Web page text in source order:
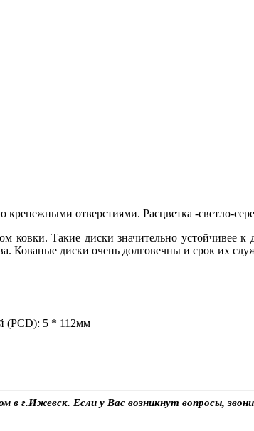
отверстиями. Расцветка -светло-
ковки. Такие диски значительно
Кованые диски очень долговечны и срок их
(PCD): 5 * 112мм
в г.Ижевск. Если у Вас возникнут вопросы,